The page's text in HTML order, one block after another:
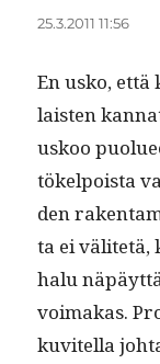
25.3.2011 11:56
En usko,
lais­ten
uskoo
tökelpoista
den
ta ei välitetä,
halu
voimakas.
kuvitel­la